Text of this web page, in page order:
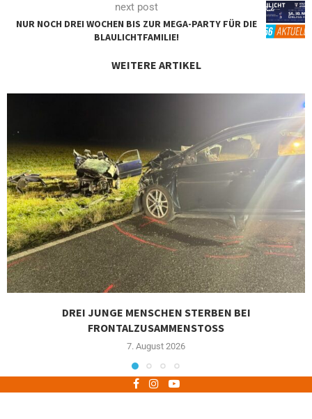
next post
NUR NOCH DREI WOCHEN BIS ZUR MEGA-PARTY FÜR DIE
BLAULICHTFAMILIE!
WEITERE ARTIKEL
DREI JUNGE MENSCHEN STERBEN BEI
FRONTALZUSAMMENSTOSS
7. August 2026